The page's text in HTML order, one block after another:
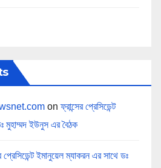
onফ্রান্সের প্রেসিডেন্ট
মুহাম্মদ ইউনুস এর বৈঠক
প্রেসিডেন্ট ইমানুয়েল ম্যাকরন এর সাথে ডঃ